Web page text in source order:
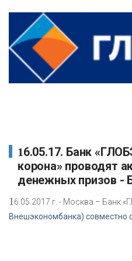
16.05.17. Банк «ГЛОБЭКС» и «Золотая
корона» проводят
денежных призов -
16.05.2017 г. - Москва – Банк
Внешэкономбанка) совместно